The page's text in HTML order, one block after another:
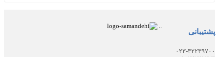
پشتیبانی
۰۲۳-۳۲۲۳۹۷۰۰